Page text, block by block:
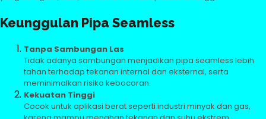
Keunggulan Pipa Seamless
Tanpa Sambungan Las
Tidak adanya sambungan menjadikan pipa seamless lebih
tahan terhadap tekanan internal dan eksternal, serta
meminimalkan risiko kebocoran.
Kekuatan Tinggi
Cocok untuk aplikasi berat seperti industri minyak dan gas,